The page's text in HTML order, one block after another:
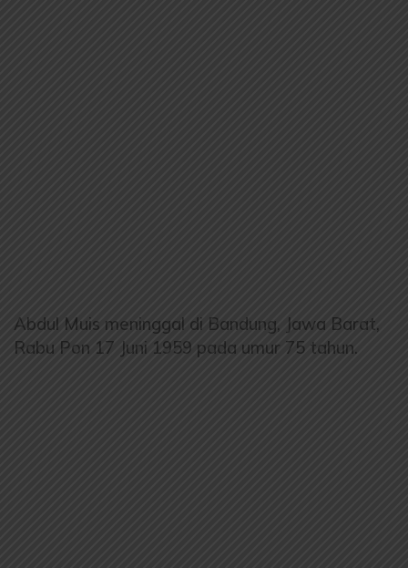
Abdul Muis meninggal di Bandung, Jawa Barat,
Rabu Pon 17 Juni 1959 pada umur 75 tahun.